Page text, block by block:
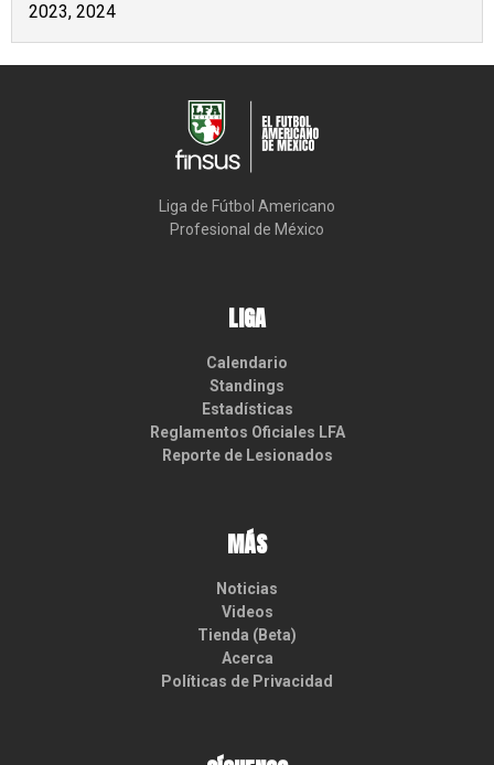
2023, 2024
Liga de Fútbol Americano
Profesional de México
LIGA
Calendario
Standings
Estadísticas
Reglamentos Oficiales LFA
Reporte de Lesionados
MÁS
Noticias
Videos
Tienda (Beta)
Acerca
Políticas de Privacidad